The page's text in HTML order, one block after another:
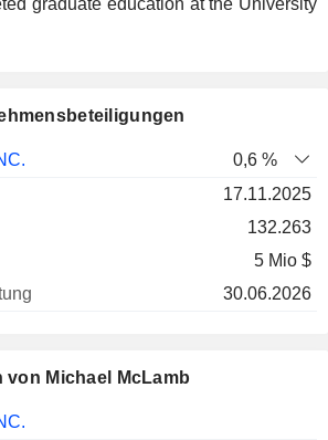
graduate education at the University
Bewertung
0,6 %
17.11.2025
132.263
5 Mio $
30.06.2026
Michael McLamb